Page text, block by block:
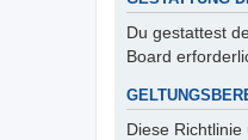
Du gestattest
Board
Diese